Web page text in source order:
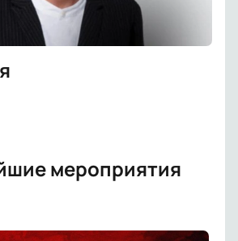
мероприятия